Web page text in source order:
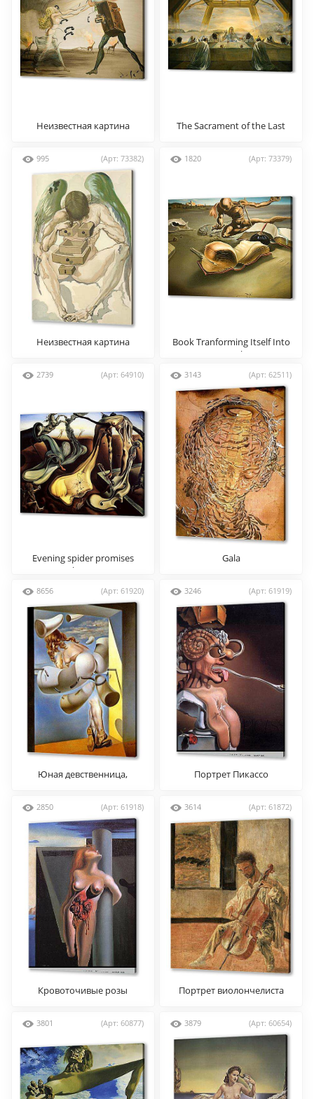
Неизвестная картина
The Sacrament of the Last
995 (Арт: 73382)
Неизвестная картина
1820 (Арт: 73379)
Book Tranforming Itself Into
a Book
2739 (Арт: 64910)
Evening spider promises
hope
3143 (Арт: 62511)
Gala
8656 (Арт: 61920)
Юная девственница,
целомудрия
3246 (Арт: 61919)
Портрет Пикассо
2850 (Арт: 61918)
Кровоточивые розы
3614 (Арт: 61872)
Портрет виолончелиста
3801 (Арт: 60877) 3879 (Арт: 60654)